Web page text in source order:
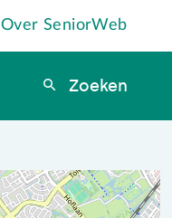
Over SeniorWeb
Zoeken
Zoeken